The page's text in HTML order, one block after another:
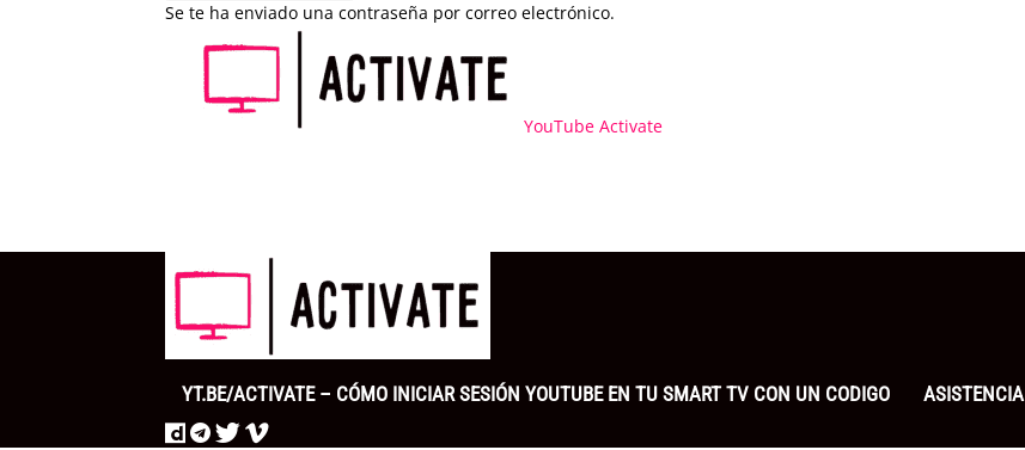
Se te ha enviado una contraseña por correo electrónico.
YouTube Activate
YT.BE/ACTIVATE – CÓMO INICIAR SESIÓN YOUTUBE EN TU SMART TV CON UN CODIGO ASISTENCIA